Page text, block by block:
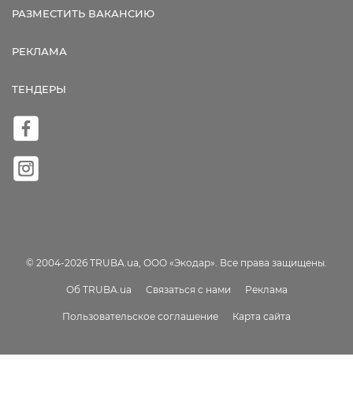
РАЗМЕСТИТЬ ВАКАНСИЮ
РЕКЛАМА
ТЕНДЕРЫ
© 2004-2026 TRUBA.ua, ООО «Экодар». Все права защищены.
Об TRUBA.ua Связаться с нами Реклама
Пользовательское соглашение Карта сайта